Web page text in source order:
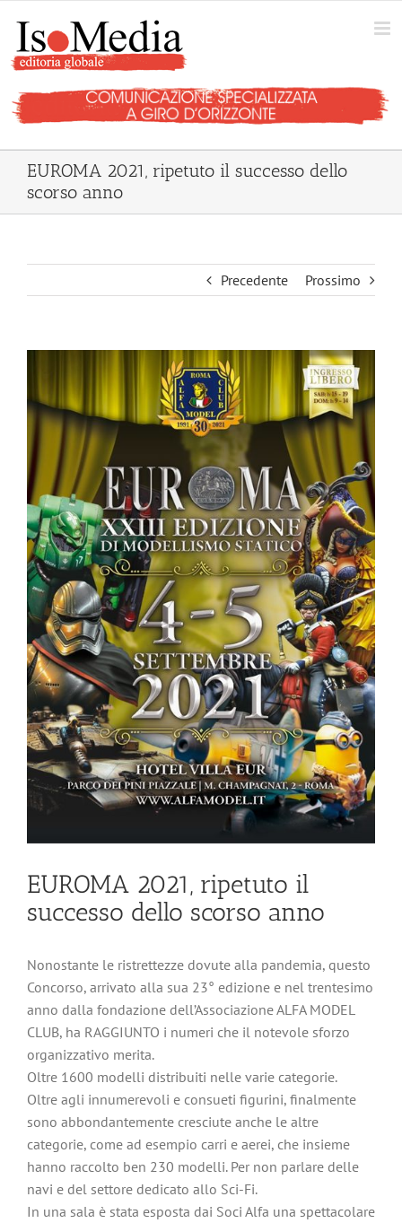
contenuto
EUROMA 2021, ripetuto il successo dello
scorso anno
Precedente Prossimo
immagine
EUROMA 2021, ripetuto il
successo dello scorso anno
Nonostante le ristrettezze dovute alla pandemia, questo
Concorso, arrivato alla sua 23° edizione e nel trentesimo
anno dalla fondazione dell’Associazione ALFA MODEL
CLUB, ha RAGGIUNTO i numeri che il notevole sforzo
organizzativo merita.
Oltre 1600 modelli distribuiti nelle varie categorie.
Oltre agli innumerevoli e consueti figurini, finalmente
sono abbondantemente cresciute anche le altre
categorie, come ad esempio carri e aerei, che insieme
hanno raccolto ben 230 modelli. Per non parlare delle
navi e del settore dedicato allo Sci-Fi.
In una sala è stata esposta dai Soci Alfa una spettacolare